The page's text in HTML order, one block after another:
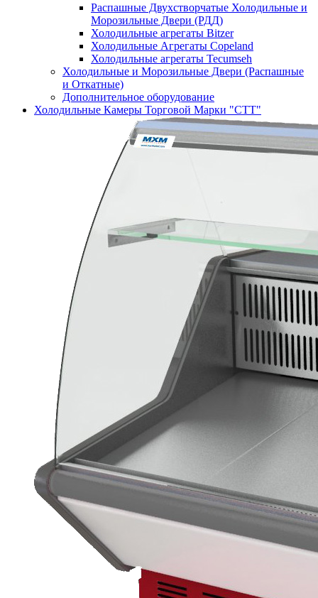
Распашные Двухстворчатые Холодильные и
Морозильные Двери (РДД)
Холодильные агрегаты Bitzer
Холодильные Агрегаты Copeland
Холодильные агрегаты Tecumseh
Холодильные и Морозильные Двери (Распашные
и Откатные)
Дополнительное оборудование
Холодильные Камеры Торговой Марки "СТТ"